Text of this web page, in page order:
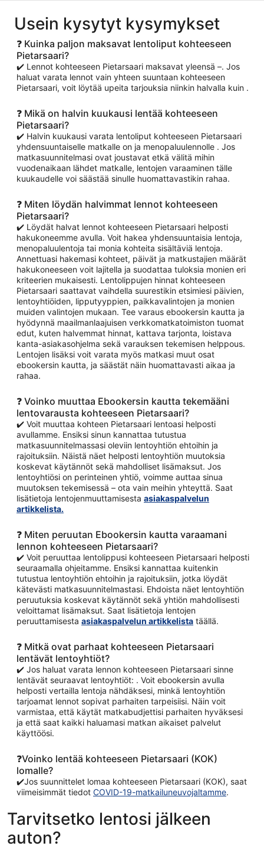
Usein kysytyt kysymykset
❓ Kuinka paljon maksavat lentoliput kohteeseen
Pietarsaari?
✔️ Lennot kohteeseen Pietarsaari maksavat yleensä –. Jos
haluat varata lennot vain yhteen suuntaan kohteeseen
Pietarsaari, voit löytää upeita tarjouksia niinkin halvalla kuin .
❓ Mikä on halvin kuukausi lentää kohteeseen
Pietarsaari?
✔️ Halvin kuukausi varata lentoliput kohteeseen Pietarsaari
yhdensuuntaiselle matkalle on ja menopaluulennolle . Jos
matkasuunnitelmasi ovat joustavat etkä välitä mihin
vuodenaikaan lähdet matkalle, lentojen varaaminen tälle
kuukaudelle voi säästää sinulle huomattavastikin rahaa.
❓ Miten löydän halvimmat lennot kohteeseen
Pietarsaari?
✔️ Löydät halvat lennot kohteeseen Pietarsaari helposti
hakukoneemme avulla. Voit hakea yhdensuuntaisia lentoja,
menopaluulentoja tai monia kohteita sisältäviä lentoja.
Annettuasi hakemasi kohteet, päivät ja matkustajien määrät
hakukoneeseen voit lajitella ja suodattaa tuloksia monien eri
kriteerien mukaisesti. Lentolippujen hinnat kohteeseen
Pietarsaari saattavat vaihdella suurestikin etsimiesi päivien,
lentoyhtiöiden, lipputyyppien, paikkavalintojen ja monien
muiden valintojen mukaan. Tee varaus ebookersin kautta ja
hyödynnä maailmanlaajuisen verkkomatkatoimiston tuomat
edut, kuten halvemmat hinnat, kattava tarjonta, loistava
kanta-asiakasohjelma sekä varauksen tekemisen helppous.
Lentojen lisäksi voit varata myös matkasi muut osat
ebookersin kautta, ja säästät näin huomattavasti aikaa ja
rahaa.
❓ Voinko muuttaa Ebookersin kautta tekemääni
lentovarausta kohteeseen Pietarsaari?
✔️ Voit muuttaa kohteen Pietarsaari lentoasi helposti
avullamme. Ensiksi sinun kannattaa tutustua
matkasuunnitelmassasi oleviin lentoyhtiön ehtoihin ja
rajoituksiin. Näistä näet helposti lentoyhtiön muutoksia
koskevat käytännöt sekä mahdolliset lisämaksut. Jos
lentoyhtiösi on perinteinen yhtiö, voimme auttaa sinua
muutoksen tekemisessä – ota vain meihin yhteyttä. Saat
lisätietoja lentojenmuuttamisesta asiakaspalvelun
artikkelista.
❓ Miten peruutan Ebookersin kautta varaamani
lennon kohteeseen Pietarsaari?
✔️ Voit peruuttaa lentolippusi kohteeseen Pietarsaari helposti
seuraamalla ohjeitamme. Ensiksi kannattaa kuitenkin
tutustua lentoyhtiön ehtoihin ja rajoituksiin, jotka löydät
kätevästi matkasuunnitelmastasi. Ehdoista näet lentoyhtiön
peruutuksia koskevat käytännöt sekä yhtiön mahdollisesti
veloittamat lisämaksut. Saat lisätietoja lentojen
peruuttamisesta asiakaspalvelun artikkelista täällä.
❓ Mitkä ovat parhaat kohteeseen Pietarsaari
lentävät lentoyhtiöt?
✔️ Jos haluat varata lennon kohteeseen Pietarsaari sinne
lentävät seuraavat lentoyhtiöt: . Voit ebookersin avulla
helposti vertailla lentoja nähdäksesi, minkä lentoyhtiön
tarjoamat lennot sopivat parhaiten tarpeisiisi. Näin voit
varmistaa, että käytät matkabudjettisi parhaiten hyväksesi
ja että saat kaikki haluamasi matkan aikaiset palvelut
käyttöösi.
❓Voinko lentää kohteeseen Pietarsaari (KOK)
lomalle?
✔️Jos suunnittelet lomaa kohteeseen Pietarsaari (KOK), saat
viimeisimmät tiedot COVID-19-matkailuneuvojaltamme.
Tarvitsetko lentosi jälkeen
auton?